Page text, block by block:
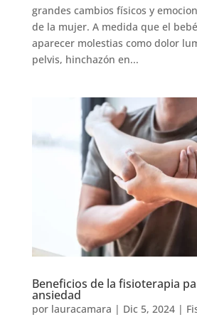
grandes cambios físicos y
de la mujer. A medida que el
aparecer molestias como dolor
pelvis, hinchazón en...
Beneficios de la fisioterapia
ansiedad
por lauracamara | Dic 5, 2024|